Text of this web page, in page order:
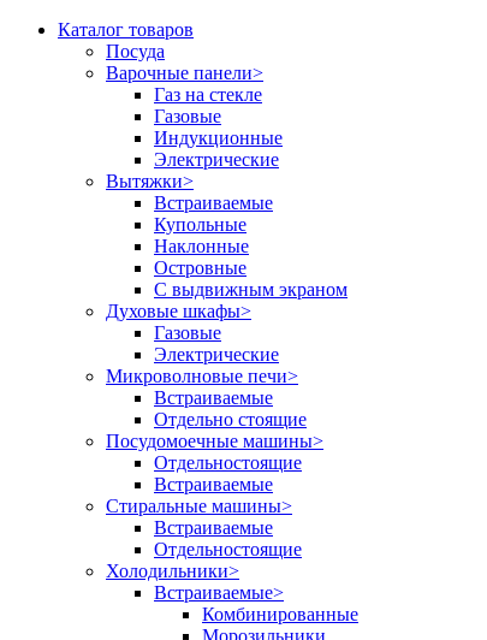
Каталог товаров
Посуда
Варочные панели>
Газ на стекле
Газовые
Индукционные
Электрические
Вытяжки>
Встраиваемые
Купольные
Наклонные
Островные
С выдвижным экраном
Духовые шкафы>
Газовые
Электрические
Микроволновые печи>
Встраиваемые
Отдельно стоящие
Посудомоечные машины>
Отдельностоящие
Встраиваемые
Стиральные машины>
Встраиваемые
Отдельностоящие
Холодильники>
Встраиваемые>
Комбинированные
Морозильники